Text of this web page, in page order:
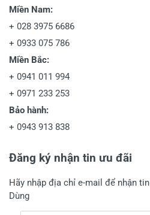
Miền Nam:
+ 028 3975 6686
+ 0933 075 786
Miền Bắc:
+ 0941 011 994
+ 0971 233 253
Bảo hành:
+ 0943 913 838
Đăng ký nhận tin ưu đãi
Hãy nhập địa chỉ e-mail để nhận
Dùng